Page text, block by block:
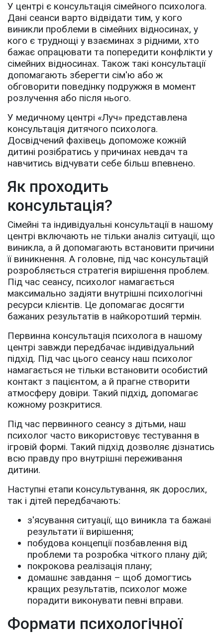
У центрі є консультація сімейного психолога.
Дані сеанси варто відвідати тим, у кого
виникли проблеми в сімейних відносинах, у
кого є труднощі у взаєминах з рідними, хто
бажає опрацювати та попередити конфлікти у
сімейних відносинах. Також такі консультації
допомагають зберегти сім'ю або ж
обговорити поведінку подружжя в момент
розлучення або після нього.
У медичному центрі «Луч» представлена ​​
консультація дитячого психолога.
Досвідчений фахівець допоможе кожній
дитині розібратись у причинах невдач та
навчитись відчувати себе більш впевнено.
Як проходить
консультація?
Сімейні та індивідуальні консультації в нашому
центрі включають не тільки аналіз ситуації, що
виникла, а й допомагають встановити причини
її виникнення. А головне, під час консультацій
розробляється стратегія вирішення проблем.
Під час сеансу, психолог намагається
максимально задіяти внутрішні психологічні
ресурси клієнтів. Це допомагає досягти
бажаних результатів в найкоротший термін.
Первинна консультація психолога в нашому
центрі завжди передбачає індивідуальний
підхід. Під час цього сеансу наш психолог
намагається не тільки встановити особистий
контакт з пацієнтом, а й прагне створити
атмосферу довіри. Такий підхід, допомагає
кожному розкритися.
Під час первинного сеансу з дітьми, наш
психолог часто використовує тестування в
ігровій формі. Такий підхід дозволяє дізнатись
всю правду про внутрішні переживання
дитини.
Наступні етапи консультування, як дорослих,
так і дітей передбачають:
з'ясування ситуації, що виникла та бажані
результати її вирішення;
побудова концепції позбавлення від
проблеми та розробка чіткого плану дій;
покрокова реалізація плану;
домашнє завдання – щоб домогтись
кращих результатів, психолог може
порадити виконувати певні вправи.
Формати психологічної